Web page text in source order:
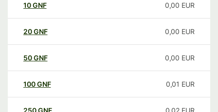
10GNF 0,00 EUR
20GNF 0,00 EUR
50GNF 0,00 EUR
100GNF 0,01 EUR